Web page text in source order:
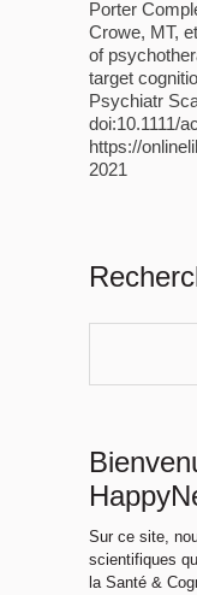
Porter
Crowe, MT,
of
target
Psychiatr
doi:10.1111/
https://
2021
Sur ce site,
scientifiques
la Santé &